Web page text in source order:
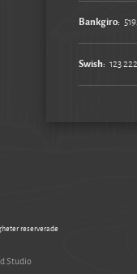
Bankgiro:
Swish: 123
reserverade
Studio